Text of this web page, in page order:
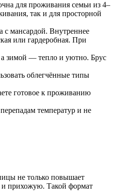
для проживания семьи из 4–
так и для просторной
с мансардой. Внутреннее
или гардеробная. При
а зимой — тепло и уютно. Брус
облегчённые типы
готовое к проживанию
температур и не
не только повышает
и прихожую. Такой формат